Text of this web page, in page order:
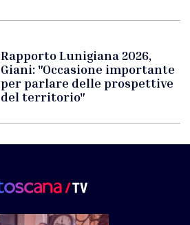
Rapporto Lunigiana 2026,
Giani: "Occasione importante
per parlare delle prospettive
del territorio"